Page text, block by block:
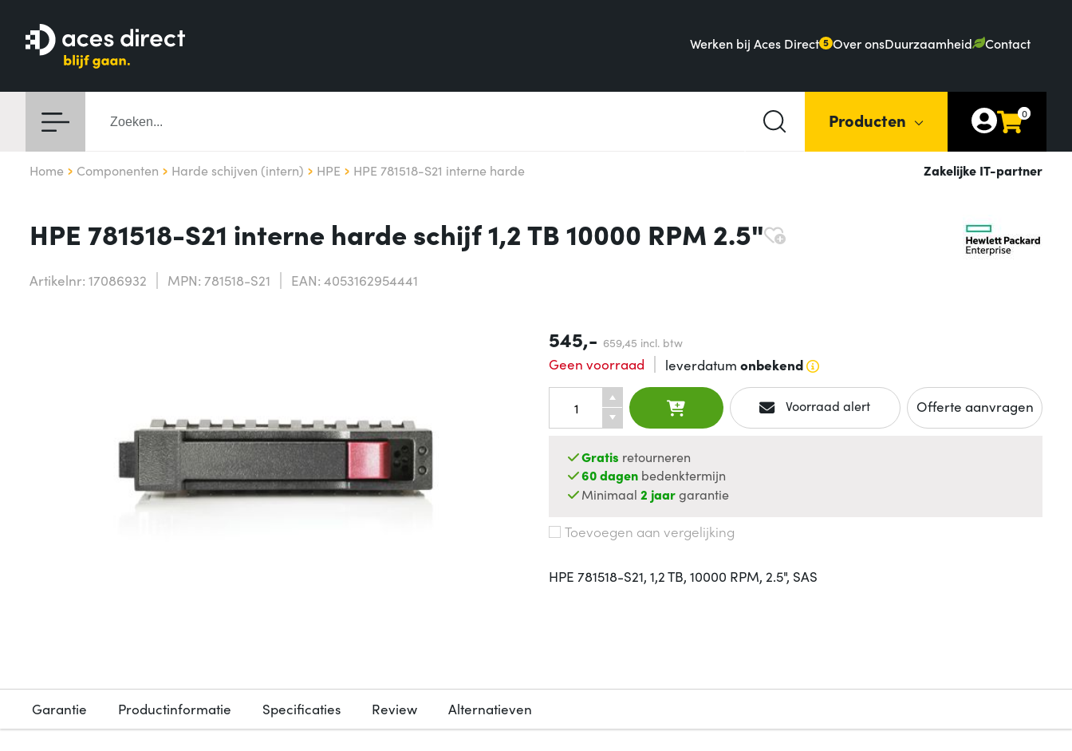
Werken bij Aces Direct 5 Over onsDuurzaamheid Contact
Producten 0
Home Componenten Harde schijven (intern) HPE HPE 781518-S21 interne harde Zakelijke IT-partner
HPE 781518-S21 interne harde schijf 1,2 TB 10000 RPM 2.5"
Artikelnr: 17086932 MPN: 781518-S21 EAN: 4053162954441
545,- 659,45 incl. btw
Geen voorraad leverdatum onbekend
Voorraad alert Offerte aanvragen
Gratis retourneren
60 dagen bedenktermijn
Minimaal2 jaargarantie
Toevoegen aan vergelijking
HPE 781518-S21, 1,2 TB, 10000 RPM, 2.5", SAS
Garantie Productinformatie Specificaties Review Alternatieven